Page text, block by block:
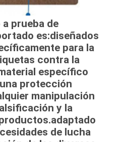
prueba de
es:diseñados
para la
contra la
específico
protección
manipulación
y la
de lucha